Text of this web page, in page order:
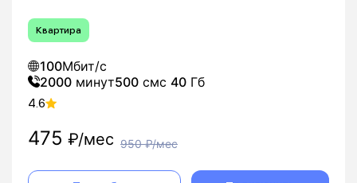
Квартира
100Мбит/с
2000 минут500 смс 40 Гб
4.6
475 ₽/мес 950₽/мес